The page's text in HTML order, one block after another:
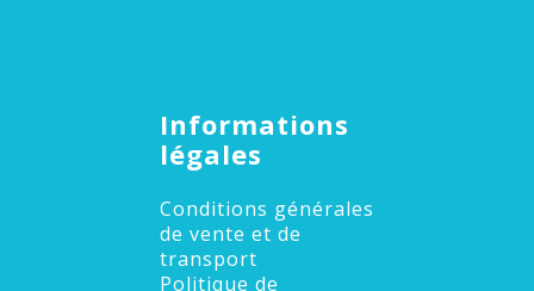
Informations
légales
Conditions générales
de vente et de
transport
Politique de